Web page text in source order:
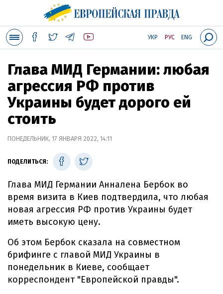
УКР РУС ENG
Глава МИД Германии: любая
агрессия РФ против
Украины будет дорого ей
стоить
ПОНЕДЕЛЬНИК, 17 ЯНВАРЯ 2022, 14:11
ПОДЕЛИТЬСЯ:
Глава МИД Германии Анналена Бербок во
время визита в Киев подтвердила, что любая
новая агрессия РФ против Украины будет
иметь высокую цену.
Об этом Бербок сказала на совместном
брифинге с главой МИД Украины в
понедельник в Киеве, сообщает
корреспондент "Европейской правды".